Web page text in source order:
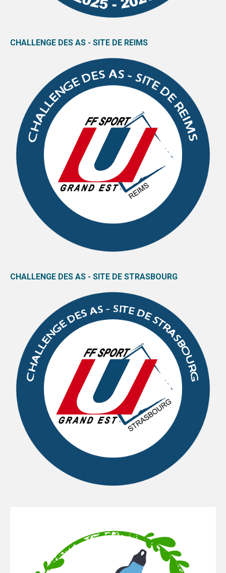
CHALLENGE DES AS - SITE DE REIMS
CHALLENGE DES AS - SITE DE STRASBOURG